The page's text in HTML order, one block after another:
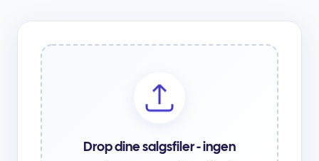
Drop dine salgsfiler - ingen